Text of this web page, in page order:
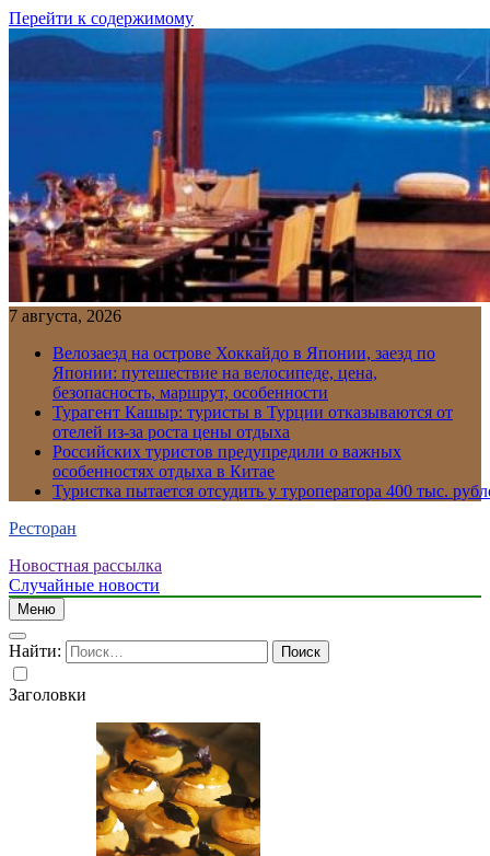
Перейти к содержимому
7 августа, 2026
Велозаезд на острове Хоккайдо в Японии, заезд по
Японии: путешествие на велосипеде, цена,
безопасность, маршрут, особенности
Турагент Кашыр: туристы в Турции отказываются от
отелей из-за роста цены отдыха
Российских туристов предупредили о важных
особенностях отдыха в Китае
Туристка пытается отсудить у туроператора 400 тыс.
Ресторан
Новостная рассылка
Случайные новости
Меню
Найти:
Заголовки